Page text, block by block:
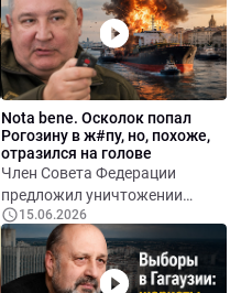
протестном лагере Молдовы
Nota bene. Осколок попал
Рогозину в ж#пу, но, похоже,
отразился на голове
Член Совета Федерации
предложил уничтожении
судна вместе с гибелью
экипажа и возможными
последствиями для порта,
городской инфраструктуры и
15.06.2026